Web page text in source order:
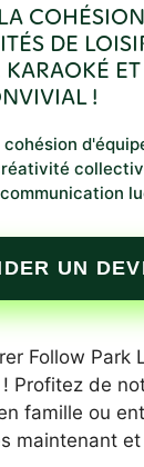
DE
!
UN
Follow
Profitez de
famille ou
maintenant